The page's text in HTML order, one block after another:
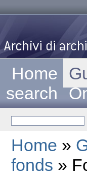
Home
search
Home »
fonds »